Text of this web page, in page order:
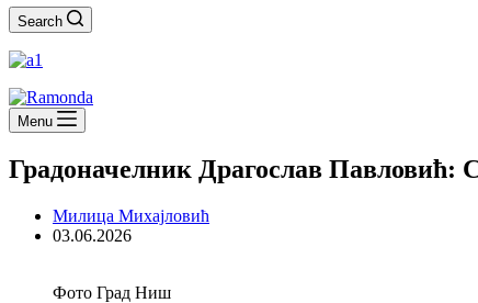
Search
Menu
Градоначелник Драгослав Павловић:
Милица Михајловић
03.06.2026
Фото Град Ниш